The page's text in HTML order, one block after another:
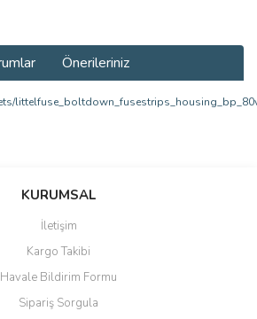
Önerileriniz
ürüne ilk yorumu siz yapın!
Yorum Yaz
bozuk veya görüntülenemiyor.
eksik bilgiler bulunuyor.
bulunuyor.
KURUMSAL
İletişim
Kargo Takibi
Havale Bildirim Formu
Sipariş Sorgula